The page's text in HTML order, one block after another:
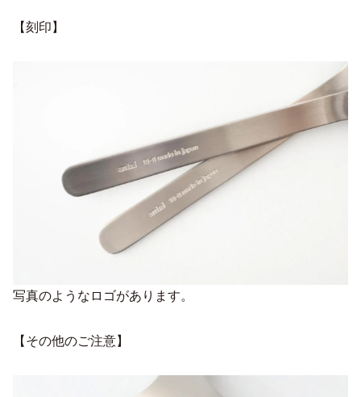
【刻印】
写真のようなロゴがあります。
【その他のご注意】